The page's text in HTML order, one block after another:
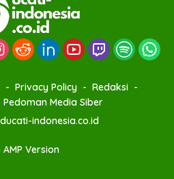
Privacy Policy
Redaksi
Pedoman Media Siber
indonesia.co.id
AMP Version